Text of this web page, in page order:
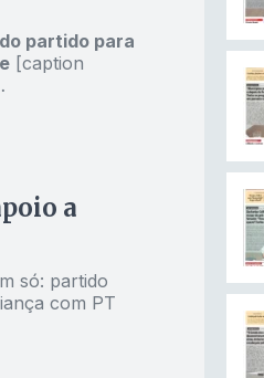
partido para
[caption
Cunha
disputar —,
Anápolis.
e um
o eleitorado
iriam
pelos
a
só: partido
com PT